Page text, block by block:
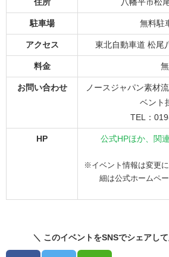
駐車場 無料駐
アクセス 東北自動車道 松尾
料金
お問い合わせ
ノースジャパン素材
ベント
TEL：
HP 公式HPほか、関
※イベント情報は変更
細は公式ホームペ
＼ このイベントをSNSでシェアし